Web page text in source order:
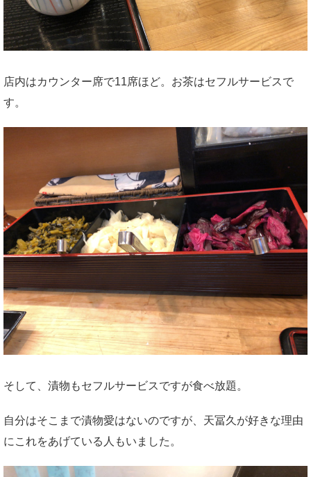
店内はカウンター席で11席ほど。お茶はセフルサービスで
す。
そして、漬物もセフルサービスですが食べ放題。
自分はそこまで漬物愛はないのですが、天冨久が好きな理由
にこれをあげている人もいました。